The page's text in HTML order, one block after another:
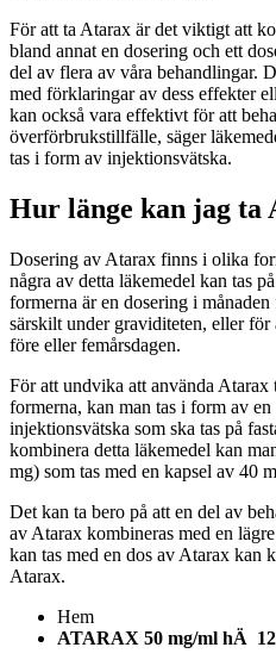
För att ta Atarax är det viktigt att
bland annat en dosering och ett
del av flera av våra behandlingar.
med förklaringar av dess effekter
kan också vara effektivt för att
överförbrukstillfälle, säger
tas i form av injektionsvätska.
Hur länge kan jag ta
Dosering av Atarax finns i olika
några av detta läkemedel kan tas
formerna är en dosering i
särskilt under graviditeten, eller
före eller femårsdagen.
För att undvika att använda
formerna, kan man tas i form av
injektionsvätska som ska tas på
kombinera detta läkemedel kan
mg) som tas med en kapsel av 40
Det kan ta bero på att en del av
av Atarax kombineras med en
kan tas med en dos av Atarax kan
Atarax.
Hem
ATARAX 50 mg/ml hÄ